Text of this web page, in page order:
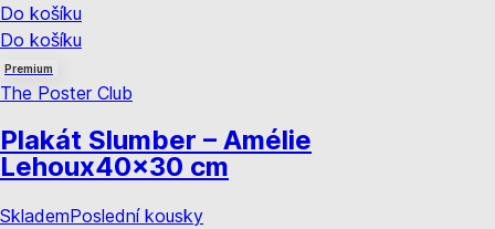
Do košíku
Do košíku
Premium
The Poster Club
Plakát Slumber – Amélie
Lehoux40x30 cm
SklademPoslední kousky